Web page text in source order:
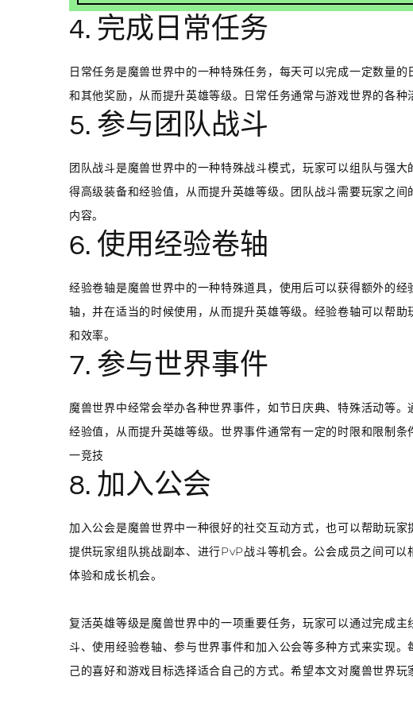
4. 完成日常任务
日常任务是魔兽世界中的一种特殊任务，每天可以完成一定数量
和其他奖励，从而提升英雄等级。日常任务通常与游戏世界的各种
5. 参与团队战斗
团队战斗是魔兽世界中的一种特殊战斗模式，玩家可以组队与强
得高级装备和经验值，从而提升英雄等级。团队战斗需要玩家之
内容。
6. 使用经验卷轴
经验卷轴是魔兽世界中的一种特殊道具，使用后可以获得额外的
轴，并在适当的时候使用，从而提升英雄等级。经验卷轴可以帮
和效率。
7. 参与世界事件
魔兽世界中经常会举办各种世界事件，如节日庆典、特殊活动等
经验值，从而提升英雄等级。世界事件通常有一定的时限和限制条
一竞技
8. 加入公会
加入公会是魔兽世界中一种很好的社交互动方式，也可以帮助玩
提供玩家组队挑战副本、进行PvP战斗等机会。公会成员之间可
体验和成长机会。
复活英雄等级是魔兽世界中的一项重要任务，玩家可以通过完成
斗、使用经验卷轴、参与世界事件和加入公会等多种方式来实现
己的喜好和游戏目标选择适合自己的方式。希望本文对魔兽世界玩